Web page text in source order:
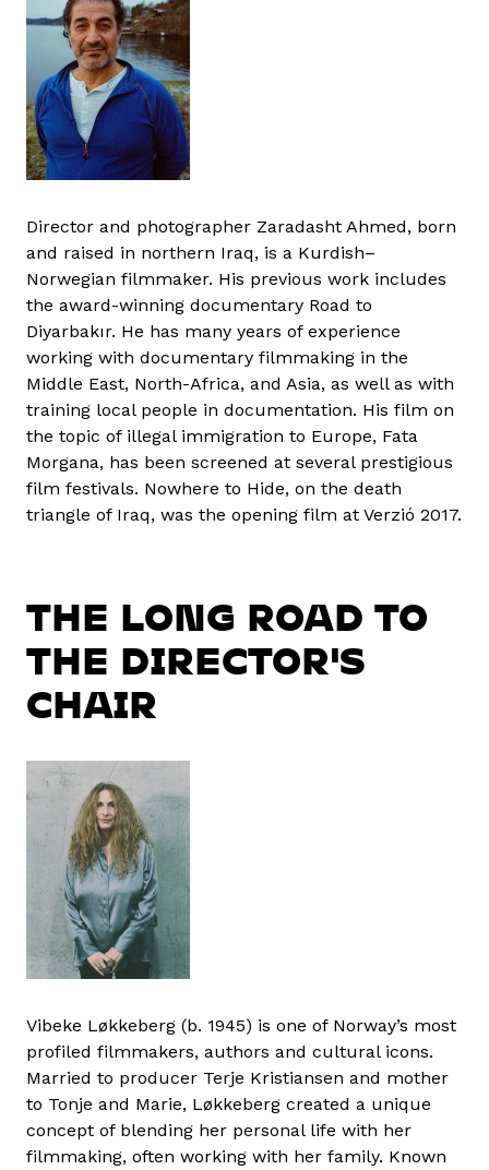
Director and photographer Zaradasht Ahmed, born
and raised in northern Iraq, is a Kurdish–
Norwegian filmmaker. His previous work includes
the award-winning documentary Road to
Diyarbakır. He has many years of experience
working with documentary filmmaking in the
Middle East, North-Africa, and Asia, as well as with
training local people in documentation. His film on
the topic of illegal immigration to Europe, Fata
Morgana, has been screened at several prestigious
film festivals. Nowhere to Hide, on the death
triangle of Iraq, was the opening film at Verzió 2017.
THE LONG ROAD TO
THE DIRECTOR'S
CHAIR
Vibeke Løkkeberg (b. 1945) is one of Norway’s most
profiled filmmakers, authors and cultural icons.
Married to producer Terje Kristiansen and mother
to Tonje and Marie, Løkkeberg created a unique
concept of blending her personal life with her
filmmaking, often working with her family. Known